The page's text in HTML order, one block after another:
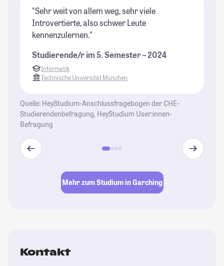
"Sehr weit von allem weg, sehr viele
Introvertierte, also schwer Leute
kennenzulernen."
Studierende/r im 5. Semester – 2024
Informatik
Technische Universität München
Quelle: HeyStudium-Anschlussfragebogen der CHE-
Studierendenbefragung, HeyStudium User:innen-
Befragung
Mehr zum Studium in Garching
Kontakt